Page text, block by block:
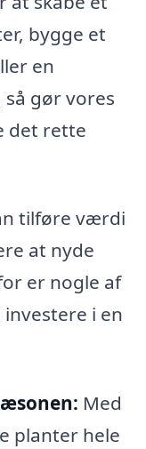
bygge et
en
gør vores
det rette
tilføre værdi
at nyde
er nogle af
i en
Med
planter hele